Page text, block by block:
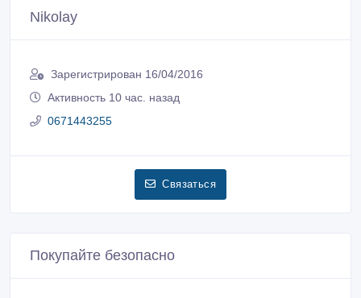
Nikolay
Зарегистрирован 16/04/2016
Активность 10 час. назад
0671443255
Связаться
Покупайте безопасно